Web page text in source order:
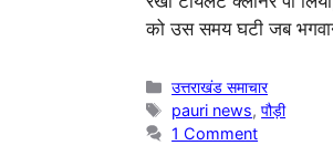
को उस समय घटी जब
Categories
उत्तराखंड समाचार
Tags
pauri news,पौड़ी
1 Comment